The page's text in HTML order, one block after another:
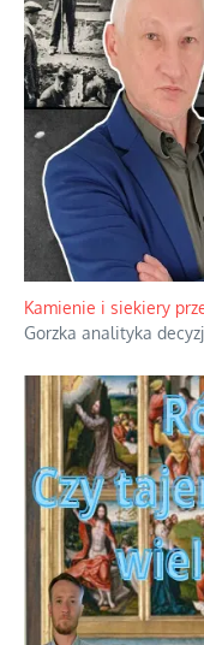
Familijny spór o
Rodzinna polemika